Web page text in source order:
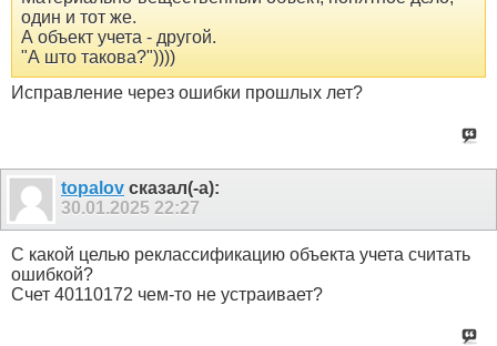
один и тот же.
А объект учета - другой.
"А што такова?"))))
Исправление через ошибки прошлых лет?
topalov сказал(-а):
30.01.2025 22:27
С какой целью реклассификацию объекта учета считать
ошибкой?
Счет 40110172 чем-то не устраивает?